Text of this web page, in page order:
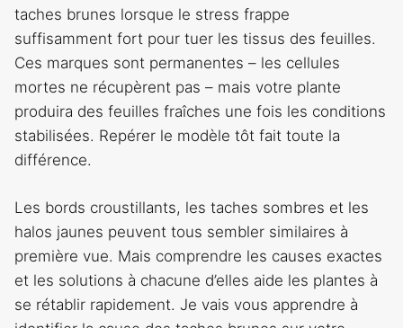
taches brunes lorsque le stress frappe
suffisamment fort pour tuer les tissus des feuilles.
Ces marques sont permanentes – les cellules
mortes ne récupèrent pas – mais votre plante
produira des feuilles fraîches une fois les conditions
stabilisées. Repérer le modèle tôt fait toute la
différence.
Les bords croustillants, les taches sombres et les
halos jaunes peuvent tous sembler similaires à
première vue. Mais comprendre les causes exactes
et les solutions à chacune d’elles aide les plantes à
se rétablir rapidement. Je vais vous apprendre à